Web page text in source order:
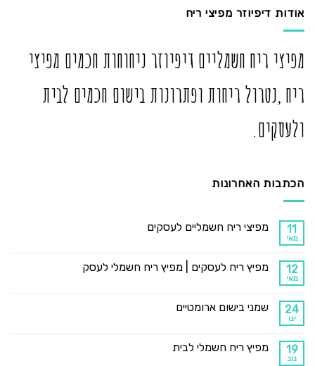
אודות דיפיוזר מפיצי ריח
מפיצי ריח חשמליים דיפיוזר ניחוחות חכמים מפיצי
ריח ,נטרול ריחות ופתרונות בישום חכמים לבית
ולעסקים.
הכתבות האחרונות
11
מאי
מפיצי ריח חשמליים לעסקים
12
מאי
מפיץ ריח לעסקים | מפיץ ריח חשמלי לעסק
24
ינו
שמני בישום ארומטיים
19
נוב
מפיץ ריח חשמלי לבית